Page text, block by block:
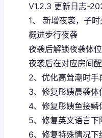
V1.2.3 更新日志-
1、 新增夜袭，子
概进步行夜袭
夜袭后解锁夜袭体位
夜袭后在对应房间
2、优化高耸潮时
3、修复彤姨晨袭
4、修复彤姨鱼接
5、修复英文语言
6、修复特殊情况